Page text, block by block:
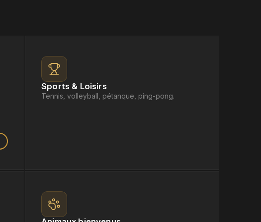
Sports & Loisirs
Tennis, volleyball, pétanque, ping-pong.